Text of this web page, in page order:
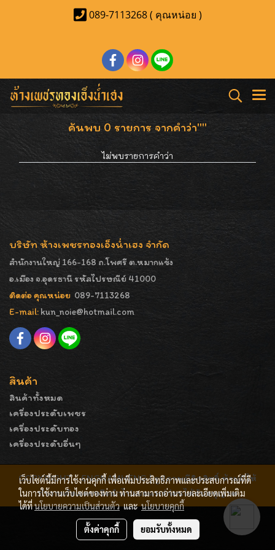
089-7113268 ( คุณหน่อย )
ค้นพบ 0 รายการ จากคำว่า""
ไม่พบรายการคำว่า
บริษัท ห้างเพชรทองเอ็งน่ำเฮง จำกัด
สำนักงานใหญ่ 166-168 ถ.โพศรี ต.หมากแข้ง
อ.เมือง จ.อุดรธานี รหัสไปรษณีย์ 41000
ติดต่อ คุณหน่อย 089-7113268
E-mail: kun_noie@hotmail.com
สินค้า
สินค้าทั้งหมด
เครื่องประดับเพชร
เครื่องประดับทอง
เครื่องประดับอื่นๆ
COPYRIGHT - ENGNAMHENG | รูปภาพมีลิขสิทธิ์ ห้ามมิให้
ทำการคัดลอกหรือนำไปเผยแพร่ก่อนได้รับอนุญาต
เว็บไซต์นี้มีการใช้งานคุกกี้ เพื่อเพิ่มประสิทธิภาพและประสบการณ์ที่ดี
ในการใช้งานเว็บไซต์ของท่าน ท่านสามารถอ่านรายละเอียดเพิ่มเติม
ได้ที่นโยบายความเป็นส่วนตัวและนโยบายคุกกี้
ตั้งค่าคุกกี้ ยอมรับทั้งหมด